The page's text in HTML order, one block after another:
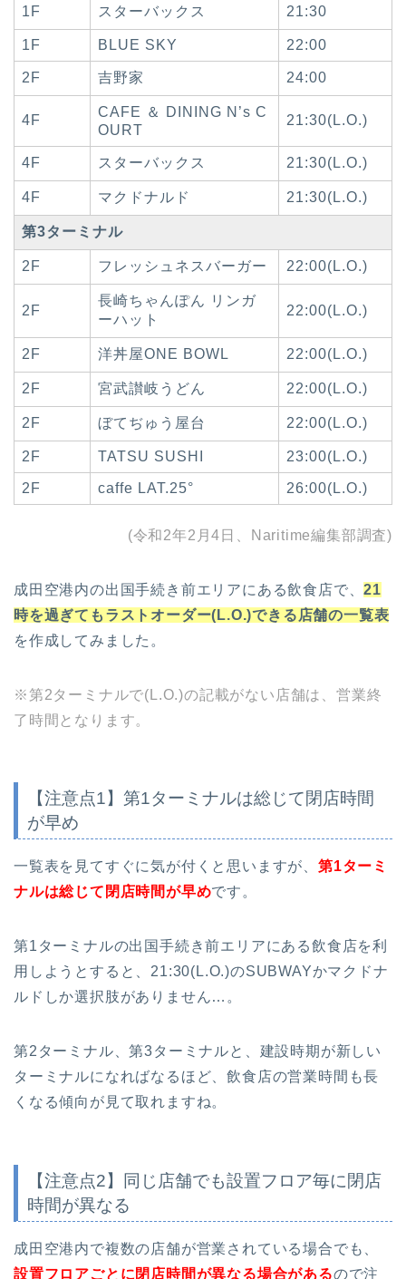
1F スターバックス 21:30
1F BLUE SKY 22:00
2F 吉野家 24:00
4F
CAFE ＆ DINING N’s C
OURT
21:30(L.O.)
4F スターバックス 21:30(L.O.)
4F マクドナルド 21:30(L.O.)
第3ターミナル
2F フレッシュネスバーガー 22:00(L.O.)
2F
長崎ちゃんぽん リンガ
ーハット
22:00(L.O.)
2F 洋丼屋ONE BOWL 22:00(L.O.)
2F 宮武讃岐うどん 22:00(L.O.)
2F ぼてぢゅう屋台 22:00(L.O.)
2F TATSU SUSHI 23:00(L.O.)
2F caffe LAT.25° 26:00(L.O.)
(令和2年2月4日、Naritime編集部調査)
成田空港内の出国手続き前エリアにある飲食店で、21
時を過ぎてもラストオーダー(L.O.)できる店舗の一覧表
を作成してみました。
※第2ターミナルで(L.O.)の記載がない店舗は、営業終
了時間となります。
【注意点1】第1ターミナルは総じて閉店時間
が早め
一覧表を見てすぐに気が付くと思いますが、 第1ターミ
ナルは総じて閉店時間が早めです。
第1ターミナルの出国手続き前エリアにある飲食店を利
用しようとすると、21:30(L.O.)のSUBWAYかマクドナ
ルドしか選択肢がありません…。
第2ターミナル、第3ターミナルと、建設時期が新しい
ターミナルになればなるほど、飲食店の営業時間も長
くなる傾向が見て取れますね。
【注意点2】同じ店舗でも設置フロア毎に閉店
時間が異なる
成田空港内で複数の店舗が営業されている場合でも、
設置フロアごとに閉店時間が異なる場合があるので注